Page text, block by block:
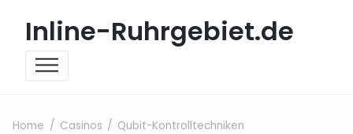
Inline-Ruhrgebiet.de
Home Casinos Qubit-Kontrolltechniken